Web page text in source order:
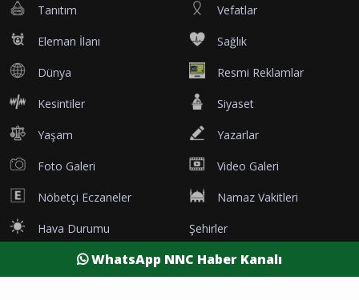
Tanıtım Vefatlar
Eleman İlanı Sağlık
Dünya Resmi Reklamlar
Kesintiler Siyaset
Yaşam Yazarlar
Foto Galeri Video Galeri
Nöbetçi Eczaneler Namaz Vakitleri
Hava Durumu Şehirler
Burdur Son Dakika Antalya Son Dakika
WhatsApp NNC Haber Kanalı